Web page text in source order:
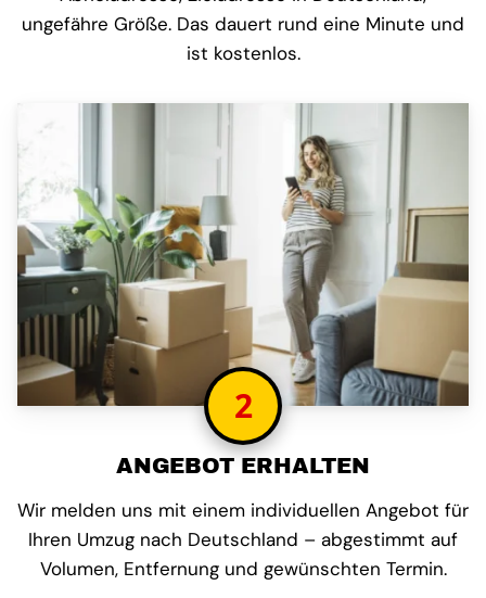
ungefähre Größe. Das dauert rund eine Minute und
ist kostenlos.
2
ANGEBOT ERHALTEN
Wir melden uns mit einem individuellen Angebot für
Ihren Umzug nach Deutschland – abgestimmt auf
Volumen, Entfernung und gewünschten Termin.